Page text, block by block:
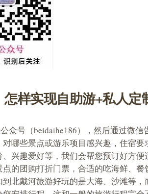
怎样实现自助游+私人定
众号（beidaihe186），然后通过微
哪些景点或游乐项目感兴趣，住宿
兴趣爱好等，我们会帮您预订好方
点的团购打折门票，合适的吃海鲜、
北戴河旅游好玩的是大海、沙滩等